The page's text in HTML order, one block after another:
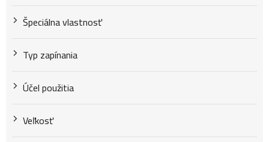
Špeciálna vlastnosť
Typ zapínania
Účel použitia
Veľkosť